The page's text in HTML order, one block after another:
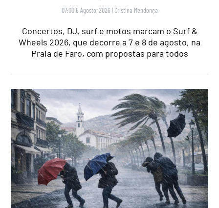
07:00 6 Agosto, 2026 | Cristina Mendonça
Concertos, DJ, surf e motos marcam o Surf &
Wheels 2026, que decorre a 7 e 8 de agosto, na
Praia de Faro, com propostas para todos